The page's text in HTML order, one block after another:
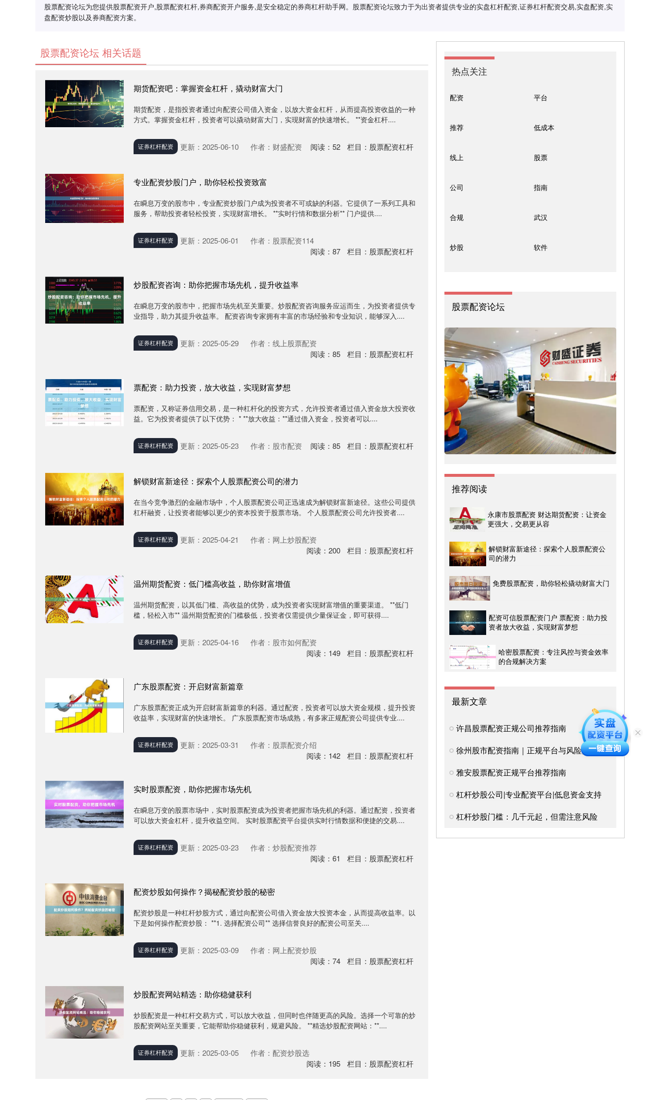
股票配资论坛为您提供股票配资开户,股票配资杠杆,券商配资开户服务,是安全稳定的券商杠杆助手网。股票配资论坛致力于为出资者提供专业的实盘杠杆配资,证券杠杆配资交易,实盘配资,实
盘配资炒股以及券商配资方案。
股票配资论坛 相关话题
期货配资吧：掌握资金杠杆，撬动财富大门
期货配资，是指投资者通过向配资公司借入资金，以放大资金杠杆，从而提高投资收益的一种
方式。掌握资金杠杆，投资者可以撬动财富大门，实现财富的快速增长。 **资金杠杆....
证券杠杆配资 更新：2025-06-10 作者：财盛配资 阅读： 52 栏目： 股票配资杠杆
专业配资炒股门户，助你轻松投资致富
在瞬息万变的股市中，专业配资炒股门户成为投资者不可或缺的利器。它提供了一系列工具和
服务，帮助投资者轻松投资，实现财富增长。 **实时行情和数据分析** 门户提供....
证券杠杆配资 更新：2025-06-01
作者：股票配资114
阅读： 87 栏目： 股票配资杠杆
炒股配资咨询：助你把握市场先机，提升收益率
在瞬息万变的股市中，把握市场先机至关重要。炒股配资咨询服务应运而生，为投资者提供专
业指导，助力其提升收益率。 配资咨询专家拥有丰富的市场经验和专业知识，能够深入....
证券杠杆配资 更新：2025-05-29
作者：线上股票配资
阅读： 85 栏目： 股票配资杠杆
票配资：助力投资，放大收益，实现财富梦想
票配资，又称证券信用交易，是一种杠杆化的投资方式，允许投资者通过借入资金放大投资收
益。它为投资者提供了以下优势： * **放大收益：**通过借入资金，投资者可以....
证券杠杆配资 更新：2025-05-23 作者：股市配资 阅读： 85 栏目： 股票配资杠杆
解锁财富新途径：探索个人股票配资公司的潜力
在当今竞争激烈的金融市场中，个人股票配资公司正迅速成为解锁财富新途径。这些公司提供
杠杆融资，让投资者能够以更少的资本投资于股票市场。 个人股票配资公司允许投资者....
证券杠杆配资 更新：2025-04-21
作者：网上炒股配资
阅读： 200 栏目： 股票配资杠杆
温州期货配资：低门槛高收益，助你财富增值
温州期货配资，以其低门槛、高收益的优势，成为投资者实现财富增值的重要渠道。 **低门
槛，轻松入市** 温州期货配资的门槛极低，投资者仅需提供少量保证金，即可获得....
证券杠杆配资 更新：2025-04-16
作者：股市如何配资
阅读： 149 栏目： 股票配资杠杆
广东股票配资：开启财富新篇章
广东股票配资正成为开启财富新篇章的利器。通过配资，投资者可以放大资金规模，提升投资
收益率，实现财富的快速增长。 广东股票配资市场成熟，有多家正规配资公司提供专业....
证券杠杆配资 更新：2025-03-31
作者：股票配资介绍
阅读： 142 栏目： 股票配资杠杆
实时股票配资，助你把握市场先机
在瞬息万变的股票市场中，实时股票配资成为投资者把握市场先机的利器。通过配资，投资者
可以放大资金杠杆，提升收益空间。 实时股票配资平台提供实时行情数据和便捷的交易....
证券杠杆配资 更新：2025-03-23
作者：炒股配资推荐
阅读： 61 栏目： 股票配资杠杆
配资炒股如何操作？揭秘配资炒股的秘密
配资炒股是一种杠杆炒股方式，通过向配资公司借入资金放大投资本金，从而提高收益率。以
下是如何操作配资炒股： **1. 选择配资公司** 选择信誉良好的配资公司至关....
证券杠杆配资 更新：2025-03-09
作者：网上配资炒股
阅读： 74 栏目： 股票配资杠杆
炒股配资网站精选：助你稳健获利
炒股配资是一种杠杆交易方式，可以放大收益，但同时也伴随更高的风险。选择一个可靠的炒
股配资网站至关重要，它能帮助你稳健获利，规避风险。 **精选炒股配资网站：**....
证券杠杆配资 更新：2025-03-05
作者：配资炒股选
阅读： 195 栏目： 股票配资杠杆
热点关注
配资 平台
推荐 低成本
线上 股票
公司 指南
合规 武汉
炒股 软件
股票配资论坛
推荐阅读
永康市股票配资 财达期货配资：让资金
更强大，交易更从容
解锁财富新途径：探索个人股票配资公
司的潜力
免费股票配资，助你轻松撬动财富大门
配资可信股票配资门户 票配资：助力投
资者放大收益，实现财富梦想
哈密股票配资：专注风控与资金效率
的合规解决方案
最新文章
许昌股票配资正规公司推荐指南
徐州股市配资指南｜正规平台与风险提示
雅安股票配资正规平台推荐指南
杠杆炒股公司|专业配资平台|低息资金支持
杠杆炒股门槛：几千元起，但需注意风险